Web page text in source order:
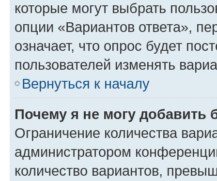
которые могут выбрать
опции «Вариантов ответа»,
означает, что опрос будет
пользователей изменять
Вернуться к началу
Почему я не могу добавить
Ограничение количества
администратором
количество вариантов,